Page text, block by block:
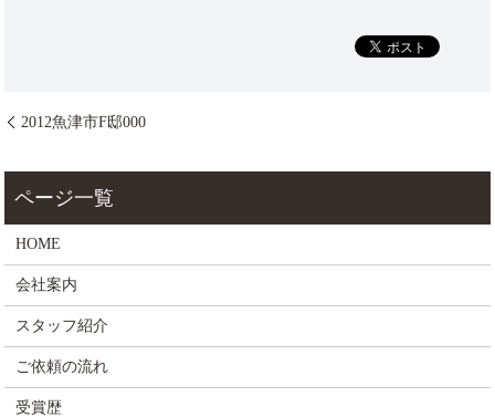
2012魚津市F邸000
HOME
会社案内
スタッフ紹介
ご依頼の流れ
受賞歴